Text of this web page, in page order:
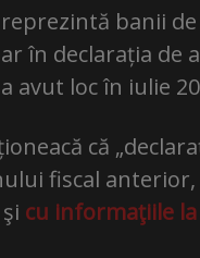
reprezintă banii
în declarația de
avut loc în iulie
că
fiscal anterior,
cu informaţiile